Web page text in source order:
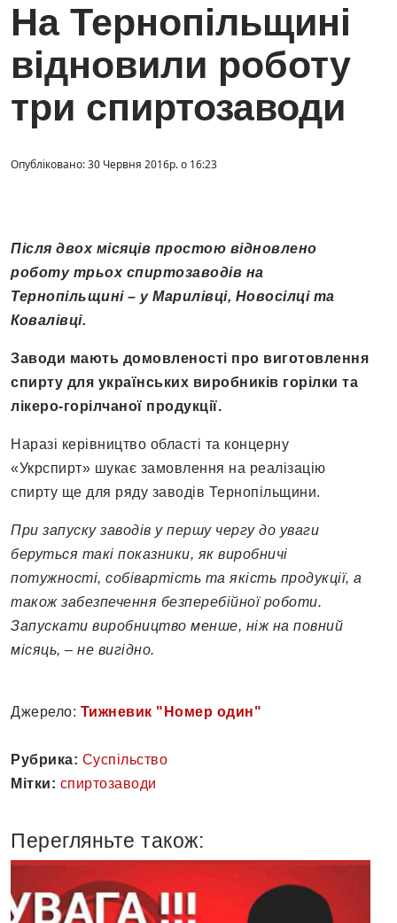
На Тернопільщині
відновили роботу
три спиртозаводи
Опубліковано: 30 Червня 2016р. о 16:23
Після двох місяців простою відновлено
роботу трьох спиртозаводів на
Тернопільщині – у Марилівці, Новосілці та
Ковалівці.
Заводи мають домовленості про виготовлення
спирту для українських виробників горілки та
лікеро-горілчаної продукції.
Наразі керівництво області та концерну
«Укрспирт» шукає замовлення на реалізацію
спирту ще для ряду заводів Тернопільщини.
При запуску заводів у першу чергу до уваги
беруться такі показники, як виробничі
потужності, собівартість та якість продукції, а
також забезпечення безперебійної роботи.
Запускати виробництво менше, ніж на повний
місяць, – не вигідно.
Джерело: Тижневик "Номер один"
Рубрика: Суспільство
Мітки: спиртозаводи
Перегляньте також: